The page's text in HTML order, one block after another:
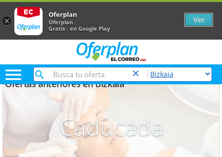
Ofertas anteriores en Bizkaia

Caducada
×
Oferplan
Oferplan
Gratis - en Google Play
Ver